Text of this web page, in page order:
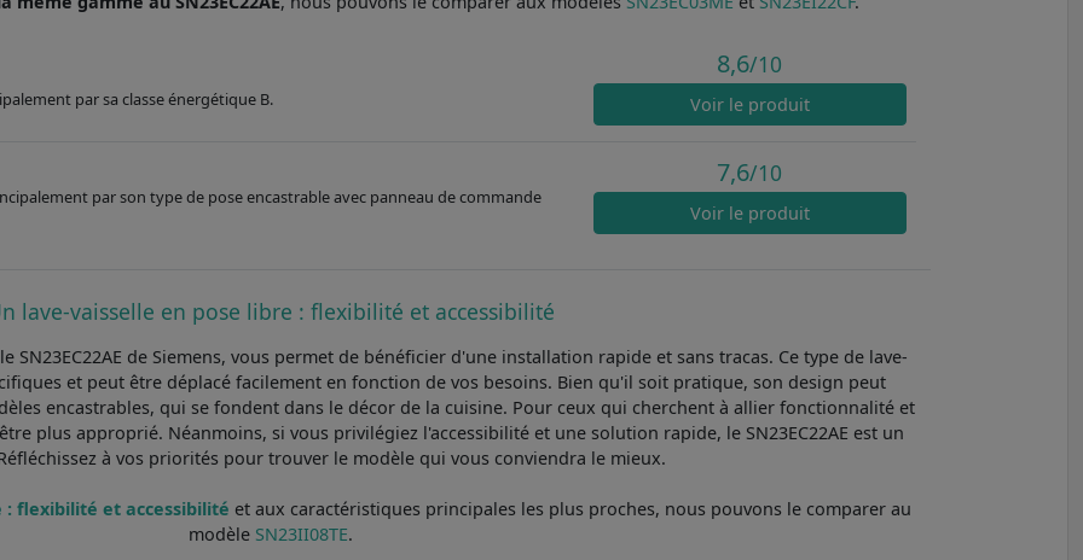
par sa classe énergétique B.
8,6/10
Voirle produit
par son type de pose encastrable avec panneau de commande
7,6/10
Voirle produit
lave-vaisselle en pose libre : flexibilité et accessibilité
SN23EC22AE de Siemens, vous permet de bénéficier d'une installation rapide et sans tracas. Ce type de lave-
et peut être déplacé facilement en fonction de vos besoins. Bien qu'il soit pratique, son design peut
encastrables, qui se fondent dans le décor de la cuisine. Pour ceux qui cherchent à allier fonctionnalité et
plus approprié. Néanmoins, si vous privilégiez l'accessibilité et une solution rapide, le SN23EC22AE est un
à vos priorités pour trouver le modèle qui vous conviendra le mieux.
: flexibilité et accessibilité et aux caractéristiques principales les plus proches, nous pouvons le comparer au
modèle SN23II08TE.